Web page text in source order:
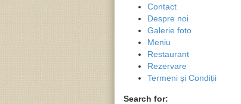
Contact
Despre noi
Galerie foto
Meniu
Restaurant
Rezervare
Termeni și Condiții
Search for: